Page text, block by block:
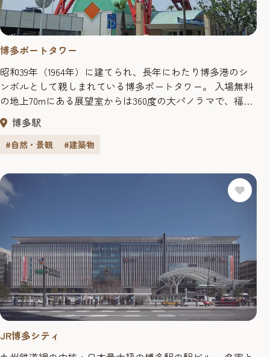
博多ポートタワー
昭和39年（1964年）に建てられ、長年にわたり博多港のシ
ンボルとして親しまれている博多ポートタワー。 入場無料
の地上70mにある展望室からは360度の大パノラマで、福岡
市のダイナミックな街並みや、様々な船の行き交う博多湾
を望むことができます。 設計は東京タワーや２代目通天閣
を設計したことで有名な内藤多仲氏。 博多ポートタワーは
ワーの末...
博多駅
#自然・景観 #建築物
JR博多シティ